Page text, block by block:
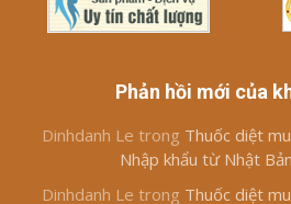
Phản hồi mới của
Dinhdanh Le trong Thuốc diệt
Nhập khẩu từ Nhật
Dinhdanh Le trong Thuốc diệt